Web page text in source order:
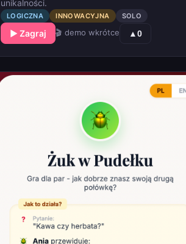
unikalności.
LOGICZNA INNOWACYJNA SOLO
▶ Zagraj 🎬 demo wkrótce ▲0